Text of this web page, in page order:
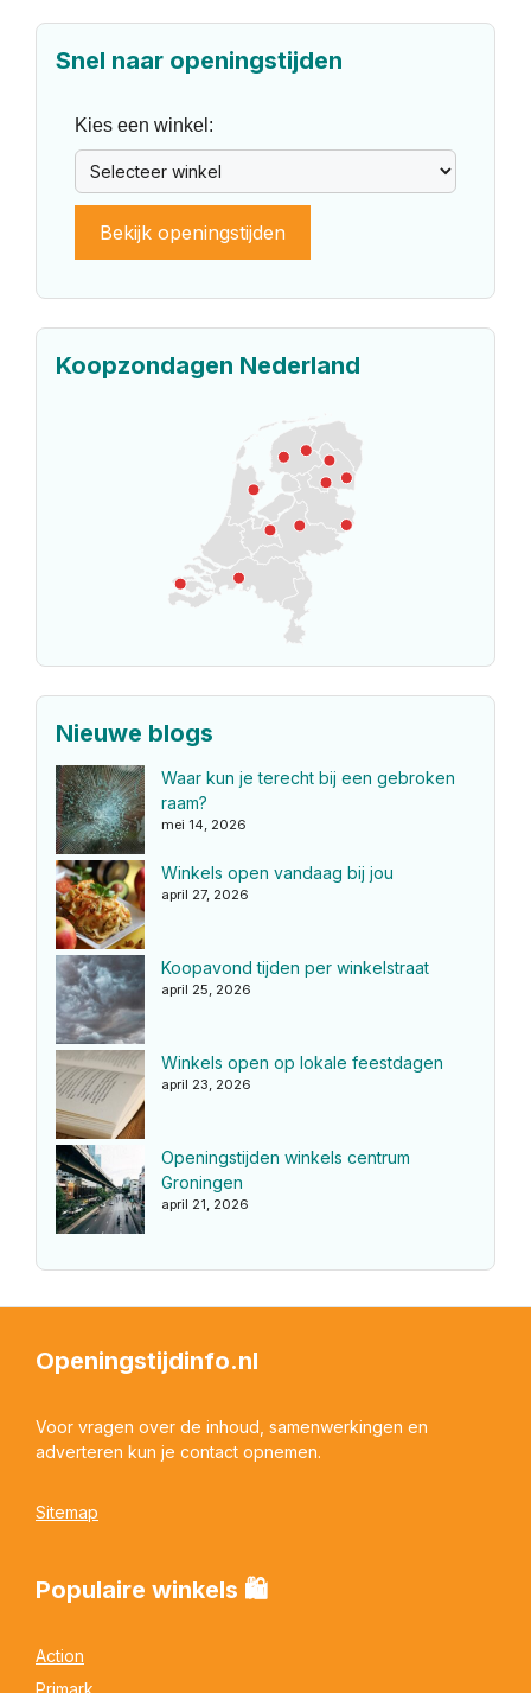
Snel naar openingstijden
Kies een winkel:
Bekijk openingstijden
Koopzondagen Nederland
Nieuwe blogs
Waar kun je terecht bij een gebroken
raam?
mei 14, 2026
Winkels open vandaag bij jou
april 27, 2026
Koopavond tijden per winkelstraat
april 25, 2026
Winkels open op lokale feestdagen
april 23, 2026
Openingstijden winkels centrum
Groningen
april 21, 2026
Openingstijdinfo.nl
Voor vragen over de inhoud, samenwerkingen en
adverteren kun je contact opnemen.
Sitemap
Populaire winkels 🛍
Action